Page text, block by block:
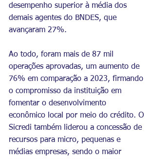
desempenho superior à média dos
demais agentes do BNDES, que
avançaram 27%.
Ao todo, foram mais de 87 mil
operações aprovadas, um aumento de
76% em comparação a 2023, firmando
o compromisso da instituição em
fomentar o desenvolvimento
econômico local por meio do crédito. O
Sicredi também liderou a concessão de
recursos para micro, pequenas e
médias empresas, sendo o maior